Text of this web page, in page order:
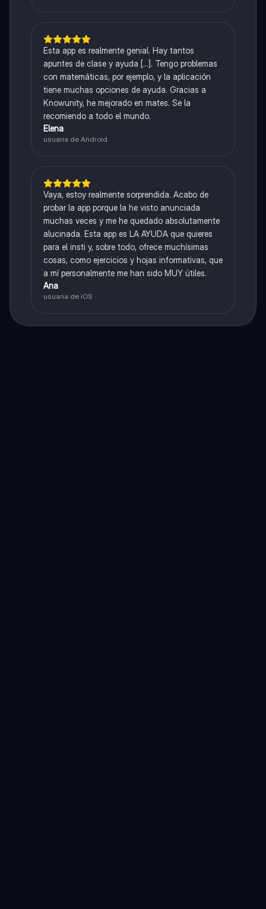
Esta app es realmente genial. Hay tantos
apuntes de clase y ayuda [...]. Tengo problemas
con matemáticas, por ejemplo, y la aplicación
tiene muchas opciones de ayuda. Gracias a
Knowunity, he mejorado en mates. Se la
recomiendo a todo el mundo.
Elena
usuaria de Android
Vaya, estoy realmente sorprendida. Acabo de
probar la app porque la he visto anunciada
muchas veces y me he quedado absolutamente
alucinada. Esta app es LA AYUDA que quieres
para el insti y, sobre todo, ofrece muchísimas
cosas, como ejercicios y hojas informativas, que
a mí personalmente me han sido MUY útiles.
Ana
usuaria de iOS